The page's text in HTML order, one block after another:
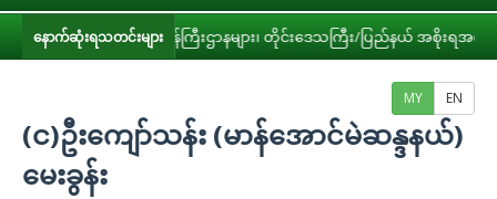
နောက်ဆုံးရသတင်းများ
ား၊ ဝန်ကြီးဌာနများ၊ တိုင်းဒေသကြီး/ပြည်နယ် အစိုးရအဖွဲ့တို့နှင့် လုပ်ငန်းညှိ
MY EN
(င)ဦးကျော်သန်း (မာန်အောင်မဲဆန္ဒနယ်)
မေးခွန်း